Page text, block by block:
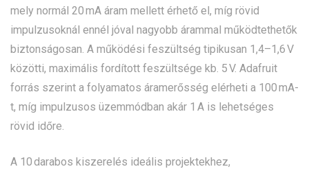
mely normál 20 mA áram mellett érhető el, míg rövid
impulzusoknál ennél jóval nagyobb árammal működtethetők
biztonságosan. A működési feszültség tipikusan 1,4–1,6 V
közötti, maximális fordított feszültsége kb. 5 V. Adafruit
forrás szerint a folyamatos áramerősség elérheti a 100 mA-
t, míg impulzusos üzemmódban akár 1 A is lehetséges
rövid időre.
A 10 darabos kiszerelés ideális projektekhez,